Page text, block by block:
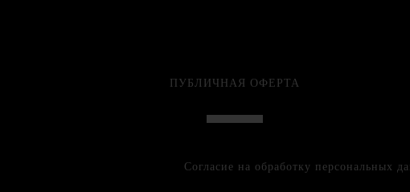
ПУБЛИЧНАЯ ОФЕРТА
Согласие на обработку персональных